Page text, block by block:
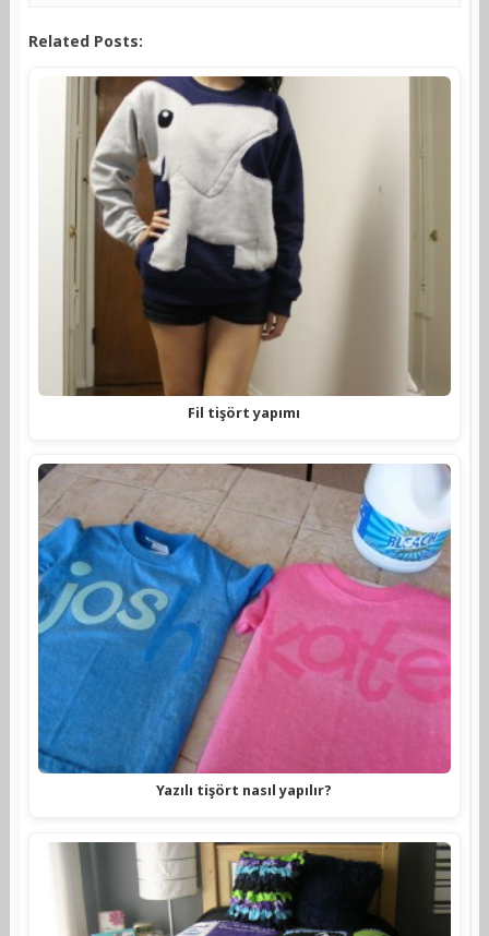
Related Posts:
Fil tişört yapımı
Yazılı tişört nasıl yapılır?